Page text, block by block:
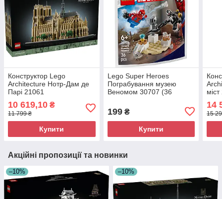
Конструктор Lego
Architecture Нотр-Дам де
Парі 21061
10 619,10 ₴
11 799 ₴
Купити
Lego Super Heroes
Пограбування музею
Веномом 30707 (36
199₴
Купити
14
15
Акційні пропозиції та новинки
–10% –10%